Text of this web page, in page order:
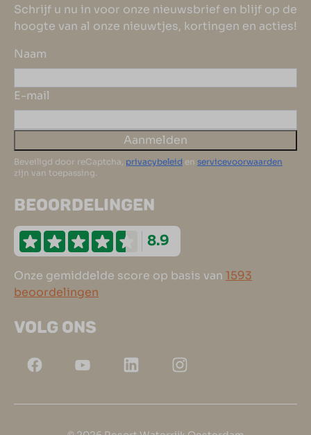
Schrijf u nu in voor onze nieuwsbrief en blijf op de
hoogte van al onze nieuwtjes, kortingen en acties!
Naam
E-mail
Aanmelden
Beveiligd door reCaptcha, privacybeleid en servicevoorwaarden
zijn van toepassing.
BEOORDELINGEN
8.9
Onze gemiddelde score op basis van 1593
beoordelingen
VOLG ONS